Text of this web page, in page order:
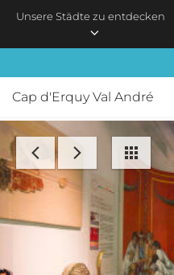
Unsere Städte zu entdecken
Cap d'Erquy Val André